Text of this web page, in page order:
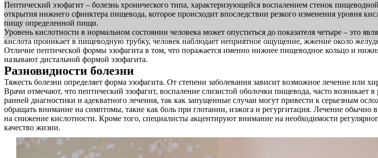
Пептический эзофагит – болезнь хронического типа, характеризующейся воспалением стенок
открытия нижнего сфинктера пищевода, которое происходит впоследствии резкого изменения уровня
пищу определенной пищи.
Уровень кислотности в нормальном состоянии человека может опуститься до показателя четыре – это
кислота проникает в пищеводную трубку, человек наблюдает неприятное ощущение, жжение около
Отличие пептической формы эзофагита в том, что поражается именно нижнее пищеводное кольцо и
называют дистальной формой эзофагита.
Разновидности болезни
Тяжесть болезни определяет форма эзофагита. От степени заболевания зависит возможное лечение или
Врачи отмечают, что пептический эзофагит, воспаление слизистой оболочки пищевода, часто
ранней диагностики и адекватного лечения, так как запущенные случаи могут привести к серьезным
обращать внимание на симптомы, такие как боль при глотании, изжога и регургитация. Лечение
на снижение кислотности. Кроме того, специалисты акцентируют внимание на необходимости
качество жизни.